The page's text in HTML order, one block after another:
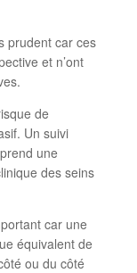
prudent car ces
et n’ont
de
Un suivi
une
des seins
car une
équivalent de
ou du côté